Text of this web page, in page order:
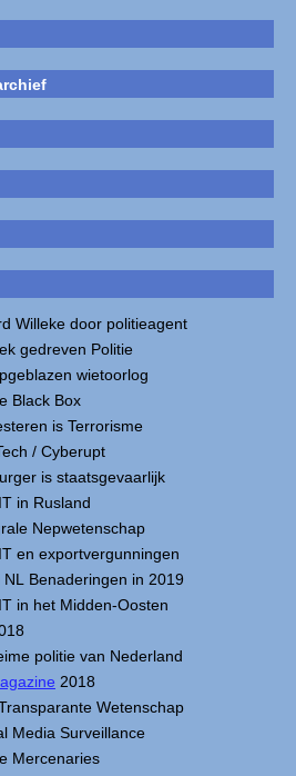
Willeke door politieagent
gedreven Politie
wietoorlog
Black Box
is Terrorisme
/ Cyberupt
is staatsgevaarlijk
in Rusland
Nepwetenschap
en exportvergunningen
NL Benaderingen in 2019
in het Midden-Oosten
politie van Nederland
2018
Wetenschap
Media Surveillance
Mercenaries